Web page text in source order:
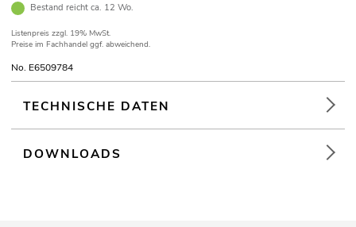
Bestand reicht ca. 12 Wo.
Listenpreis zzgl. 19% MwSt.
Preise im Fachhandel ggf. abweichend.
No. E6509784
TECHNISCHE DATEN
DOWNLOADS